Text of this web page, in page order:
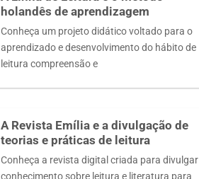
holandês de aprendizagem
Conheça um projeto didático voltado para o
aprendizado e desenvolvimento do hábito de
leitura compreensão e
A Revista Emília e a divulgação de
teorias e práticas de leitura
Conheça a revista digital criada para divulgar